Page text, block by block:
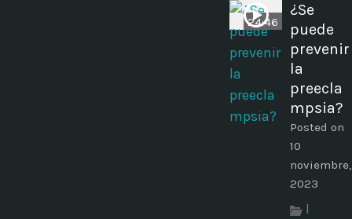
24:46
¿Se
puede
prevenir
la
preecla
mpsia?
Posted on
10
noviembre,
2023
I